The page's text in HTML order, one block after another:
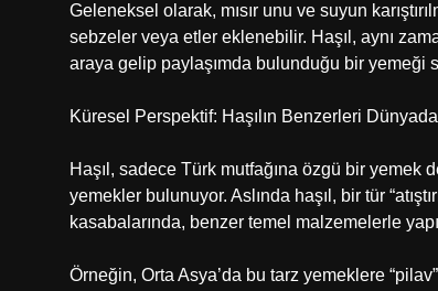
Geleneksel olarak, mısır unu ve suyun
sebzeler veya etler eklenebilir. Haşıl, aynı
araya gelip paylaşımda bulunduğu bir yemeği
Küresel Perspektif: Haşılın Benzerleri
Haşıl, sadece Türk mutfağına özgü bir yemek
yemekler bulunuyor. Aslında haşıl, bir tür
kasabalarında, benzer temel malzemelerle
Örneğin, Orta Asya’da bu tarz yemeklere